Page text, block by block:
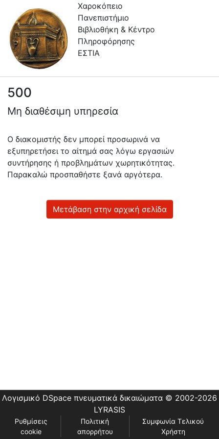
Χαροκόπειο
Πανεπιστήμιο
Βιβλιοθήκη & Κέντρο
Πληροφόρησης
ΕΣΤΙΑ
Πληροφορίες
Επικοινωνία
Υπηρεσίες
Αυτοαπόθεσης
Ανοιχτά
Δεδομένα
500
Μη διαθέσιμη υπηρεσία
Ο διακομιστής δεν μπορεί προσωρινά να
εξυπηρετήσει το αίτημά σας λόγω εργασιών
συντήρησης ή προβλημάτων χωρητικότητας.
Παρακαλώ προσπαθήστε ξανά αργότερα.
Μετάβαση στην αρχική σελίδα
Λογισμικό DSpace πνευματικά δικαιώματα © 2002-2026
LYRASIS
Ρυθμίσεις
cookie
Πολιτική
απορρήτου
Συμφωνία Τελικού
Χρήστη